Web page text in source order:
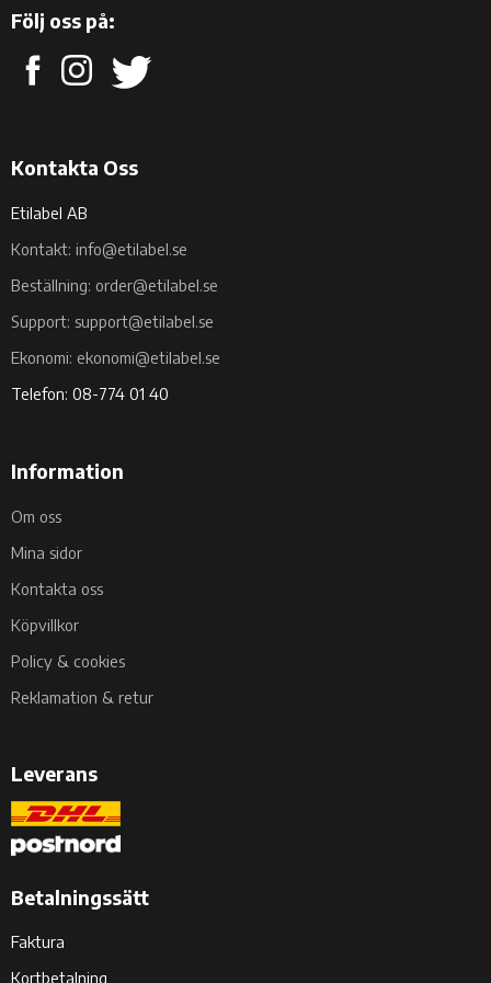
Följ oss på:
Kontakta Oss
Etilabel AB
Kontakt: info@etilabel.se
Beställning: order@etilabel.se
Support: support@etilabel.se
Ekonomi: ekonomi@etilabel.se
Telefon: 08-774 01 40
Information
Om oss
Mina sidor
Kontakta oss
Köpvillkor
Policy & cookies
Reklamation & retur
Leverans
Betalningssätt
Faktura
Kortbetalning